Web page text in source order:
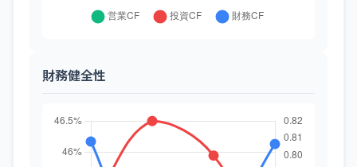
財務健全性